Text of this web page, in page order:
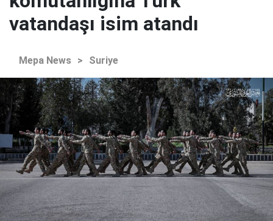
vatandaşı isim atandı
Mepa News > Suriye